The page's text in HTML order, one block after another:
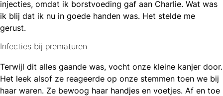
injecties, omdat ik borstvoeding gaf aan Charlie. Wat was
ik blij dat ik nu in goede handen was. Het stelde me
gerust.
Infecties bij prematuren
Terwijl dit alles gaande was, vocht onze kleine kanjer door.
Het leek alsof ze reageerde op onze stemmen toen we bij
haar waren. Ze bewoog haar handjes en voetjes. Af en toe